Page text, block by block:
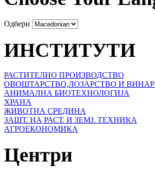
Одбери
ИНСТИТУТИ
РАСТИТЕЛНО ПРОИЗВОДСТВО
ОВОШТАРСТВО,ЛОЗАРСТВО И
АНИМАЛНА БИОТЕХНОЛОГИЈА
ХРАНА
ЖИВОТНА СРЕДИНА
ЗАШТ. НА РАСТ. И ЗЕМЈ. ТЕХНИКА
АГРОЕКОНОМИКА
Центри